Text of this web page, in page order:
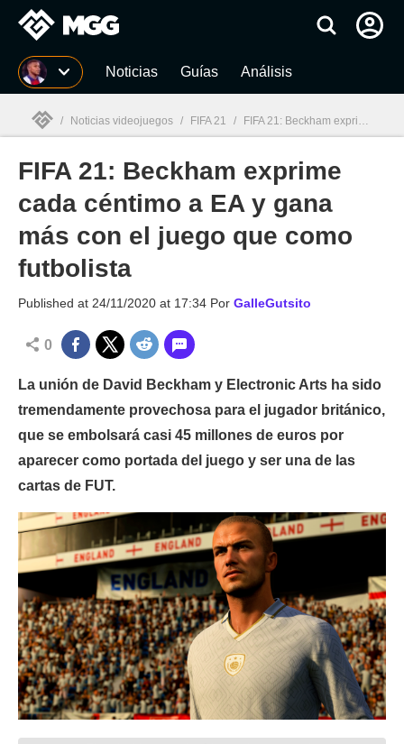
MGG Noticias Guías Análisis
MGG
/ Noticias videojuegos / FIFA 21 / FIFA 21: Beckham exprime cada céntimo a EA y gana más con el juego que como futbolista
FIFA 21: Beckham exprime
cada céntimo a EA y gana
más con el juego que como
futbolista
Published at 24/11/2020 at 17:34 Por GalleGutsito
0
La unión de David Beckham y Electronic Arts ha sido
tremendamente provechosa para el jugador británico,
que se embolsará casi 45 millones de euros por
aparecer como portada del juego y ser una de las
cartas de FUT.